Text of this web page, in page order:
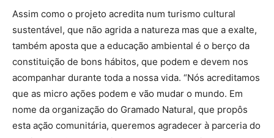
Assim como o projeto acredita num turismo cultural
sustentável, que não agrida a natureza mas que a exalte,
também aposta que a educação ambiental é o berço da
constituição de bons hábitos, que podem e devem nos
acompanhar durante toda a nossa vida. “Nós acreditamos
que as micro ações podem e vão mudar o mundo. Em
nome da organização do Gramado Natural, que propôs
esta ação comunitária, queremos agradecer à parceria do